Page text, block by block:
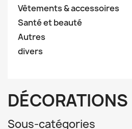
Vêtements & accessoires
Santé et beauté
Autres
divers
DÉCORATIONS
Sous-catégories